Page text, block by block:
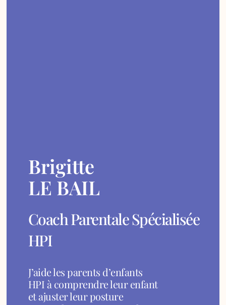
Brigitte
LE BAIL
Coach Parentale Spécialisée
HPI
J’aide les parents d’enfants
HPI à comprendre leur enfant
et ajuster leur posture